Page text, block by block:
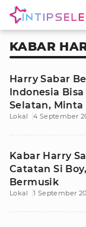
KABAR
Harry Sabar
Indonesia
Selatan,
Tangan
Lokal 4 September
Kabar Harry
Catatan Si
Bermusik
Lokal 1 September